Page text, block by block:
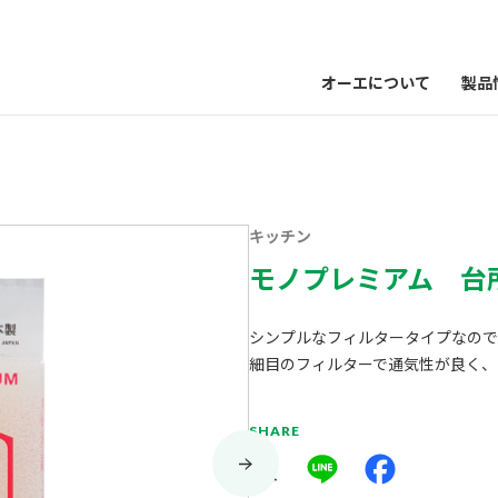
オーエについて 製品
キッチン
モノプレミアム
シンプルなフィルタータイプなの
細目のフィルターで通気性が良く
SHARE
Line